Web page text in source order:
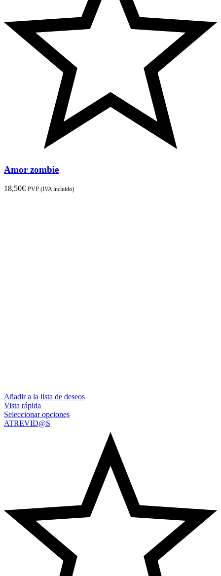
Amor zombie
18,50€ PVP (IVA incluido)
Añadir a la lista de deseos
Vista rápida
Seleccionar opciones
ATREVID@S